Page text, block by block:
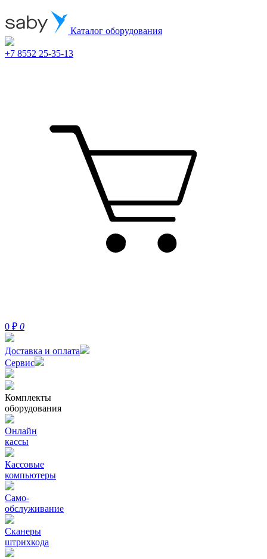
Каталог оборудования
+7 8552 25-35-13
0 ₽ 0
Доставка и оплата
Сервис
Комплекты
оборудования
Онлайн
кассы
Кассовые
компьютеры
Само-
обслуживание
Сканеры
штрихкода